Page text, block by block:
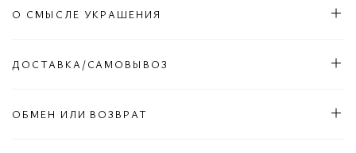
О СМЫСЛЕ УКРАШЕНИЯ
ДОСТАВКА/САМОВЫВОЗ
ОБМЕН ИЛИ ВОЗВРАТ